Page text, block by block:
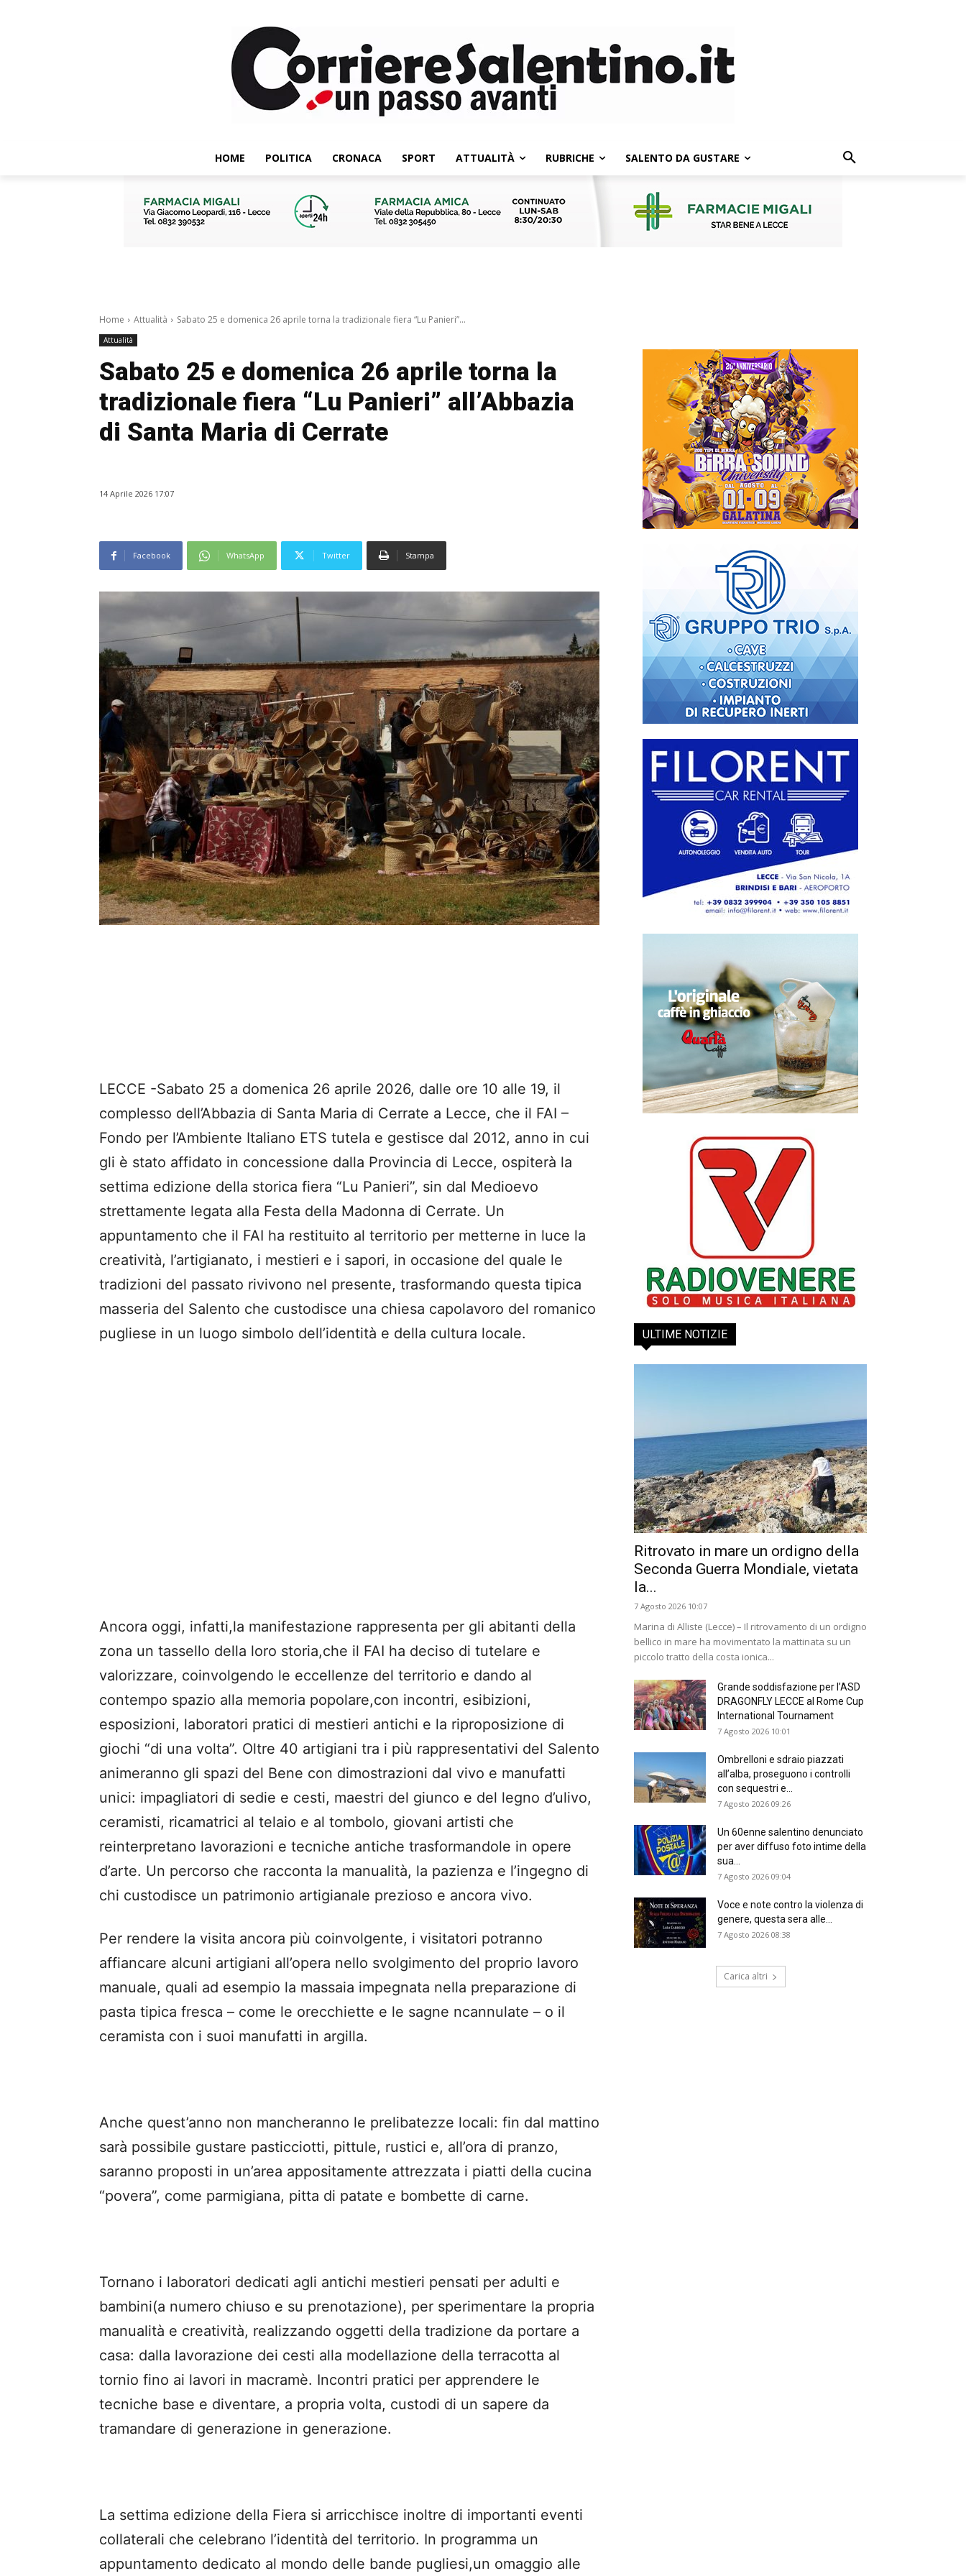
HOME POLITICA CRONACA SPORT ATTUALITÀ RUBRICHE SALENTO DA GUSTARE
Home Attualità Sabato 25 e domenica 26 aprile torna la tradizionale fiera “Lu Panieri”...
Attualità
Sabato 25 e domenica 26 aprile torna la
tradizionale fiera “Lu Panieri” all’Abbazia
di Santa Maria di Cerrate
14 Aprile 2026 17:07
Facebook WhatsApp Twitter Stampa
LECCE -Sabato 25 a domenica 26 aprile 2026, dalle ore 10 alle 19, il
complesso dell’Abbazia di Santa Maria di Cerrate a Lecce, che il FAI –
Fondo per l’Ambiente Italiano ETS tutela e gestisce dal 2012, anno in cui
gli è stato affidato in concessione dalla Provincia di Lecce, ospiterà la
settima edizione della storica fiera “Lu Panieri”, sin dal Medioevo
strettamente legata alla Festa della Madonna di Cerrate. Un
appuntamento che il FAI ha restituito al territorio per metterne in luce la
creatività, l’artigianato, i mestieri e i sapori, in occasione del quale le
tradizioni del passato rivivono nel presente, trasformando questa tipica
masseria del Salento che custodisce una chiesa capolavoro del romanico
pugliese in un luogo simbolo dell’identità e della cultura locale.
Ancora oggi, infatti,la manifestazione rappresenta per gli abitanti della
zona un tassello della loro storia,che il FAI ha deciso di tutelare e
valorizzare, coinvolgendo le eccellenze del territorio e dando al
contempo spazio alla memoria popolare,con incontri, esibizioni,
esposizioni, laboratori pratici di mestieri antichi e la riproposizione di
giochi “di una volta”. Oltre 40 artigiani tra i più rappresentativi del Salento
animeranno gli spazi del Bene con dimostrazioni dal vivo e manufatti
unici: impagliatori di sedie e cesti, maestri del giunco e del legno d’ulivo,
ceramisti, ricamatrici al telaio e al tombolo, giovani artisti che
reinterpretano lavorazioni e tecniche antiche trasformandole in opere
d’arte. Un percorso che racconta la manualità, la pazienza e l’ingegno di
chi custodisce un patrimonio artigianale prezioso e ancora vivo.
Per rendere la visita ancora più coinvolgente, i visitatori potranno
affiancare alcuni artigiani all’opera nello svolgimento del proprio lavoro
manuale, quali ad esempio la massaia impegnata nella preparazione di
pasta tipica fresca – come le orecchiette e le sagne ncannulate – o il
ceramista con i suoi manufatti in argilla.
Anche quest’anno non mancheranno le prelibatezze locali: fin dal mattino
sarà possibile gustare pasticciotti, pittule, rustici e, all’ora di pranzo,
saranno proposti in un’area appositamente attrezzata i piatti della cucina
“povera”, come parmigiana, pitta di patate e bombette di carne.
Tornano i laboratori dedicati agli antichi mestieri pensati per adulti e
bambini(a numero chiuso e su prenotazione), per sperimentare la propria
manualità e creatività, realizzando oggetti della tradizione da portare a
casa: dalla lavorazione dei cesti alla modellazione della terracotta al
tornio fino ai lavori in macramè. Incontri pratici per apprendere le
tecniche base e diventare, a propria volta, custodi di un sapere da
tramandare di generazione in generazione.
La settima edizione della Fiera si arricchisce inoltre di importanti eventi
collaterali che celebrano l’identità del territorio. In programma un
appuntamento dedicato al mondo delle bande pugliesi,un omaggio alle
ULTIME NOTIZIE
Ritrovato in mare un ordigno della
Seconda Guerra Mondiale, vietata
la...
7 Agosto 2026 10:07
Marina di Alliste (Lecce) – Il ritrovamento di un ordigno
bellico in mare ha movimentato la mattinata su un
piccolo tratto della costa ionica...
Grande soddisfazione per l’ASD
DRAGONFLY LECCE al Rome Cup
International Tournament
7 Agosto 2026 10:01
Ombrelloni e sdraio piazzati
all’alba, proseguono i controlli
con sequestri e...
7 Agosto 2026 09:26
Un 60enne salentino denunciato
per aver diffuso foto intime della
sua...
7 Agosto 2026 09:04
Voce e note contro la violenza di
genere, questa sera alle...
7 Agosto 2026 08:38
Carica altri